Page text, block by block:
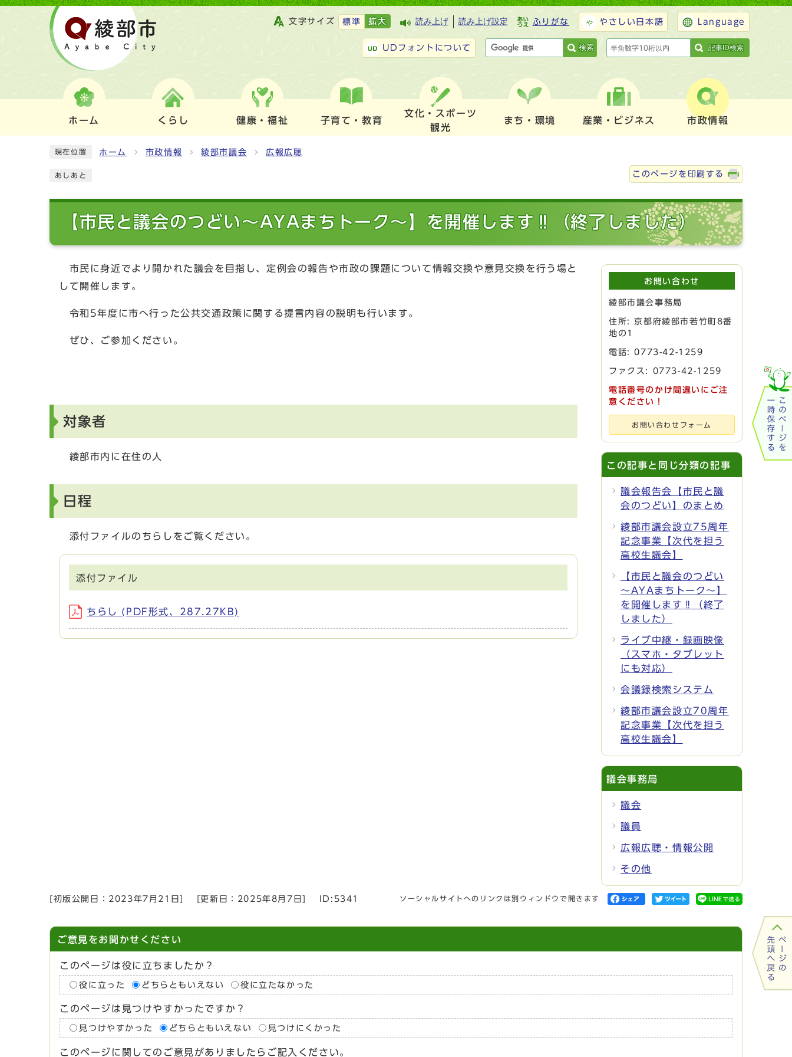
文字サイズ 標準 拡大 読み上げ 読み上げ設定 ふりがな やさしい日本語 Language
UDフォントについて 検索 記事ID検索
ホーム くらし 健康・福祉 子育て・教育
文化・スポーツ
観光
まち・環境 産業・ビジネス 市政情報
現在位置 ホーム 市政情報 綾部市議会 広報広聴
あしあと このページを印刷する
【市民と議会のつどい～AYAまちトーク～】を開催します‼（終了しました）
市民に身近でより開かれた議会を目指し、定例会の報告や市政の課題について情報交換や意見交換を行う場と
して開催します。
令和5年度に市へ行った公共交通政策に関する提言内容の説明も行います。
ぜひ、ご参加ください。
対象者
綾部市内に在住の人
日程
添付ファイルのちらしをご覧ください。
添付ファイル
ちらし (PDF形式、287.27KB)
お問い合わせ
綾部市議会事務局
住所: 京都府綾部市若竹町8番
地の1
電話:0773-42-1259
ファクス: 0773-42-1259
電話番号のかけ間違いにご注
意ください！
お問い合わせフォーム
この記事と同じ分類の記事
議会報告会【市民と議
会のつどい】のまとめ
綾部市議会設立75周年
記念事業【次代を担う
高校生議会】
【市民と議会のつどい
～AYAまちトーク～】
を開催します‼（終了
しました）
ライブ中継・録画映像
（スマホ・タブレット
にも対応）
会議録検索システム
綾部市議会設立70周年
記念事業【次代を担う
高校生議会】
議会事務局
議会
議員
広報広聴・情報公開
その他
[初版公開日： 2023年7月21日 [更新日： 2025年8月7日 ID:5341 ソーシャルサイトへのリンクは別ウィンドウで開きます
ご意見をお聞かせください
このページは役に立ちましたか？
役に立った どちらともいえない 役に立たなかった
このページは見つけやすかったですか？
見つけやすかった どちらともいえない 見つけにくかった
このページに関してのご意見がありましたらご記入ください。